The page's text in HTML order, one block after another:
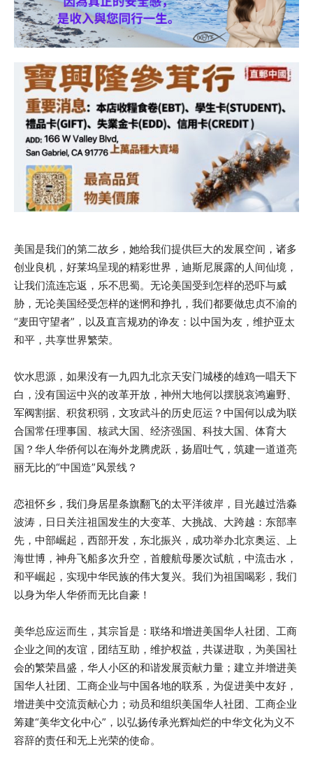
美国是我们的第二故乡，她给我们提供巨大的发展空间，诸多
创业良机，好莱坞呈现的精彩世界，迪斯尼展露的人间仙境，
让我们流连忘返，乐不思蜀。无论美国受到怎样的恐吓与威
胁，无论美国经受怎样的迷惘和挣扎，我们都要做忠贞不渝的
“麦田守望者”，以及直言规劝的诤友：以中国为友，维护亚太
和平，共享世界繁荣。
饮水思源，如果没有一九四九北京天安门城楼的雄鸡一唱天下
白，没有国运中兴的改革开放，神州大地何以摆脱哀鸿遍野、
军阀割据、积贫积弱，文攻武斗的历史厄运？中国何以成为联
合国常任理事国、核武大国、经济强国、科技大国、体育大
国？华人华侨何以在海外龙腾虎跃，扬眉吐气，筑建一道道亮
丽无比的“中国造”风景线？
恋祖怀乡，我们身居星条旗翻飞的太平洋彼岸，目光越过浩淼
波涛，日日关注祖国发生的大变革、大挑战、大跨越：东部率
先，中部崛起，西部开发，东北振兴，成功举办北京奥运、上
海世博，神舟飞船多次升空，首艘航母屡次试航，中流击水，
和平崛起，实现中华民族的伟大复兴。我们为祖国喝彩，我们
以身为华人华侨而无比自豪！
美华总应运而生，其宗旨是：联络和增进美国华人社团、工商
企业之间的友谊，团结互助，维护权益，共谋进取，为美国社
会的繁荣昌盛，华人小区的和谐发展贡献力量；建立并增进美
国华人社团、工商企业与中国各地的联系，为促进美中友好，
增进美中交流贡献心力；动员和组织美国华人社团、工商企业
筹建“美华文化中心”，以弘扬传承光辉灿烂的中华文化为义不
容辞的责任和无上光荣的使命。